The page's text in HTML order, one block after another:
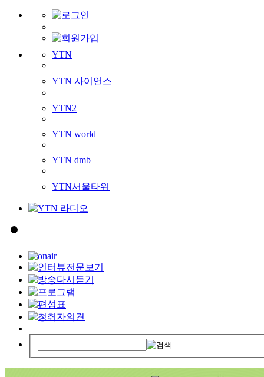
YTN
YTN 사이언스
YTN2
YTN world
YTN dmb
YTN서울타워